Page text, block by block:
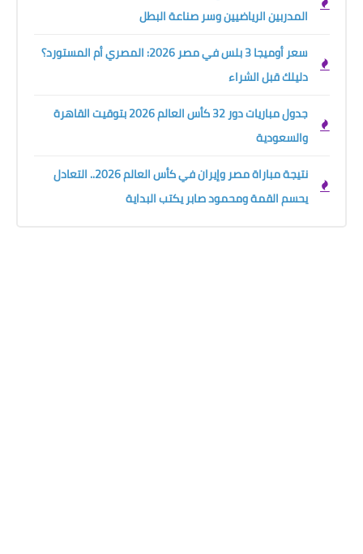
المدربين الرياضيين وسر صناعة البطل
سعر أوميجا 3 بلس في مصر 2026: المصري أم المستورد؟
دليلك قبل الشراء
جدول مباريات دور 32 كأس العالم 2026 بتوقيت القاهرة
والسعودية
نتيجة مباراة مصر وإيران في كأس العالم 2026.. التعادل
يحسم القمة ومحمود صابر يكتب البداية